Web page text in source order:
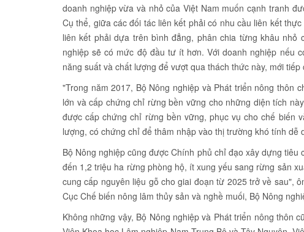
doanh nghiệp vừa và nhỏ của Việt Nam muốn cạnh tranh
Cụ thể, giữa các đối tác liên kết phải có nhu cầu liên kết
liên kết phải dựa trên bình đẳng, phân chia từng khâu
nghiệp sẽ có mức độ đầu tư ít hơn. Với doanh nghiệp nếu
năng suất và chất lượng để vượt qua thách thức này, mới
"Trong năm 2017, Bộ Nông nghiệp và Phát triển nông thôn
lớn và cấp chứng chỉ rừng bền vững cho những diện tích
được cấp chứng chỉ rừng bền vững, phục vụ cho chế biến
lượng, có chứng chỉ để thâm nhập vào thị trường khó tính dễ
Bộ Nông nghiệp cũng được Chính phủ chỉ đạo xây dựng
đến 1,2 triệu ha rừng phòng hộ, ít xung yếu sang rừng sản
cung cấp nguyên liệu gỗ cho giai đoạn từ 2025 trở về sau",
Cục Chế biến nông lâm thủy sản và nghề muối, Bộ Nông
Không những vậy, Bộ Nông nghiệp và Phát triển nông thôn